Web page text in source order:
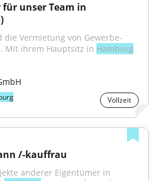
unser Team in
Vermietung von Gewerbe-
Mit ihrem Hauptsitz in Hamburg
Vollzeit
/-kauffrau
anderer Eigentümer in